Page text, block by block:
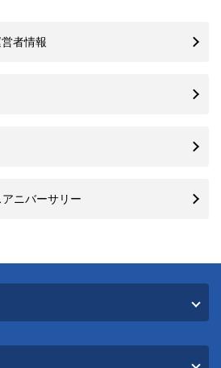
者情報
ニバーサリー